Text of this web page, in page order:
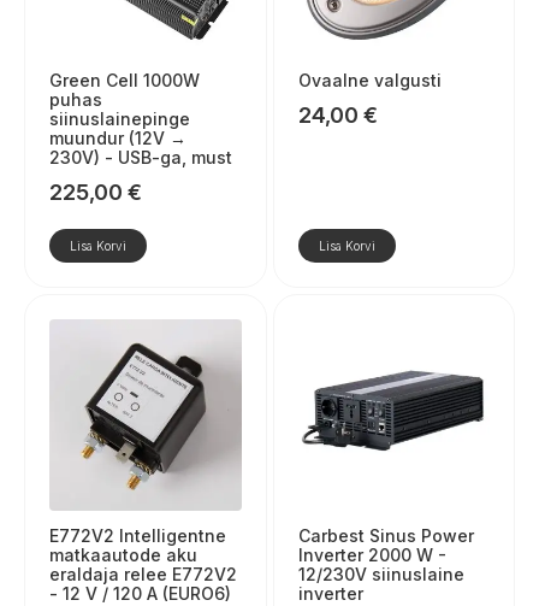
Green Cell 1000W
puhas
siinuslainepinge
muundur (12V →
230V) - USB-ga, must
225,00 €
Lisa Korvi
Ovaalne valgusti
24,00 €
Lisa Korvi
E772V2 Intelligentne
matkaautode aku
eraldaja relee E772V2
- 12 V / 120 A (EURO6)
Carbest Sinus Power
Inverter 2000 W -
12/230V siinuslaine
inverter